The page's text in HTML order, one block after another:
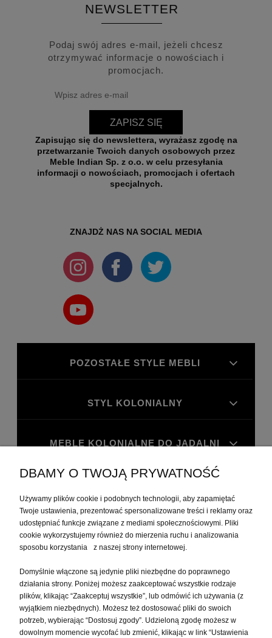
NEWSLETTER
Podaj swój adres e-mail, jeżeli chcesz
otrzymywać informacje o nowościach i
promocjach.
ZAPISZ SIĘ
Zapisując się do newslettera, wyrażasz zgodę na
przetwarzanie Twoich danych osobowych przez
Meble Indian Sp. z o.o. w celu przesyłania
informacji o nowościach, promocjach i ofertach
specjalnych.
ZNAJDŻ NAS NA SOCIAL MEDIA
POZOSTAŁE STYLE MEBLI
STYL KOLONIALNY
MEBLE KOLONIALNE DO JADALNI
MEBLE KOLONIALNE DO GABINETU
MOJE KONTO
INFORMACJE
DBAMY O TWOJĄ PRYWATNOŚĆ
Używamy plików cookie i podobnych technologii, aby zapamiętać
Twoje ustawienia, prezentować spersonalizowane treści i reklamy oraz
udostępniać funkcje związane z mediami społecznościowymi. Pliki
cookie wykorzystujemy również do mierzenia ruchu i analizowania
sposobu korzystania z naszej strony internetowej.
Domyślnie włączone są jedynie pliki niezbędne do poprawnego
działania strony. Poniżej możesz zaakceptować wszystkie rodzaje
plików, klikając “Zaakceptuj wszystkie”, lub odmówić ich używania (z
wyjątkiem niezbędnych). Możesz też dostosować pliki do swoich
potrzeb, wybierając “Dostosuj zgody”. Udzieloną zgodę możesz w
dowolnym momencie wycofać lub zmienić, klikając w link “Ustawienia